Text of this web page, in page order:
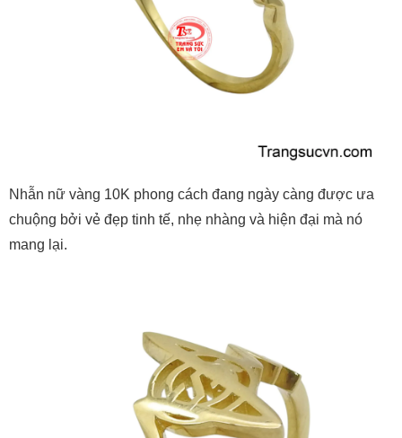
Nhẫn nữ vàng 10K phong cách đang ngày càng được ưa
chuộng bởi vẻ đẹp tinh tế, nhẹ nhàng và hiện đại mà nó
mang lại.